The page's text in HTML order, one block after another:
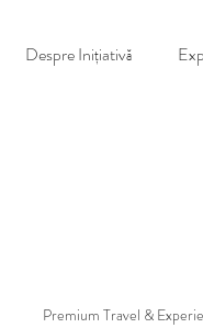
Despre Inițiativă
te
Premium Travel &